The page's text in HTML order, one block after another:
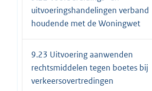
uitvoeringshandelingen verband
houdende met de Woningwet
9.23 Uitvoering aanwenden
rechtsmiddelen tegen boetes bij
verkeersovertredingen